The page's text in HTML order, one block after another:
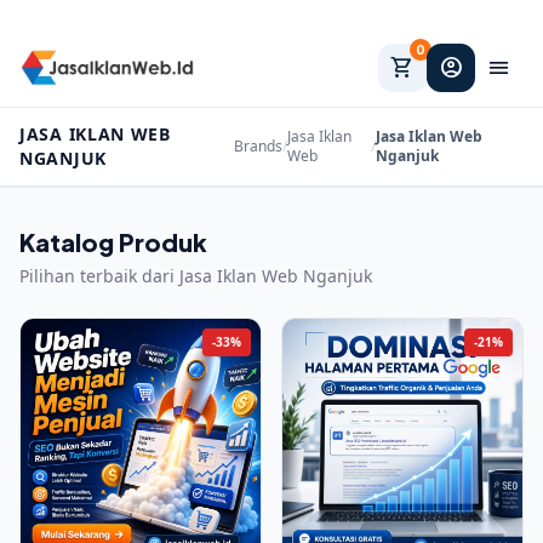
shopping_cart
0
account_circle menu
JASA IKLAN WEB
NGANJUK
Brands/Jasa Iklan
Web
/Jasa Iklan Web
Nganjuk
Katalog Produk
Pilihan terbaik dari Jasa Iklan Web Nganjuk
-33% -21%